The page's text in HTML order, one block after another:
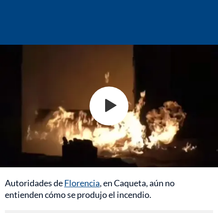
Autoridades deFlorencia, en Caqueta, aún no
entienden cómo se produjo el incendio.